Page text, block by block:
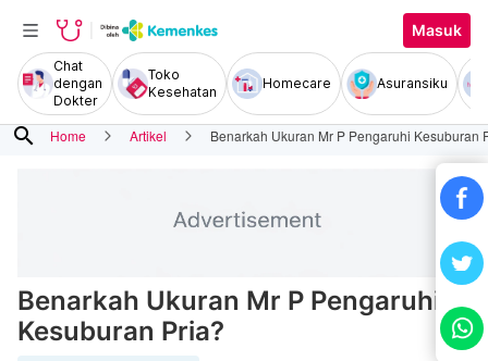
Masuk
Chat
dengan
Dokter
Toko
Kesehatan
Homecare Asuransiku
search Home Artikel Benarkah Ukuran Mr P Pengaruhi Kesuburan
Benarkah Ukuran Mr P Pengaruhi
Kesuburan Pria?